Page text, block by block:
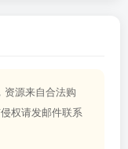
源来自合法购
权请发邮件联系